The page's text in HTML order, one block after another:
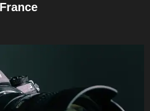
France​